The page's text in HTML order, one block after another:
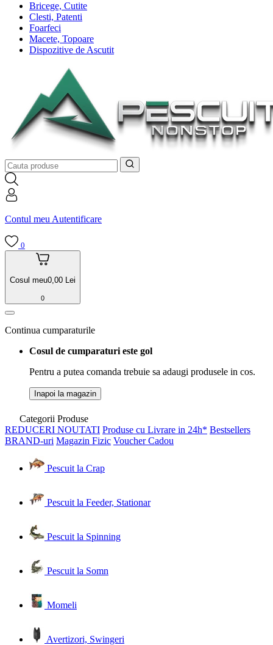
Bricege, Cutite
Clesti, Patenti
Foarfeci
Macete, Topoare
Dispozitive de Ascutit
Contul meu Autentificare
0
Cosul meu0,00 Lei
0
Continua cumparaturile
Cosul de cumparaturi este gol
Pentru a putea comanda trebuie sa adaugi produsele in cos.
Inapoi la magazin
Categorii Produse
REDUCERI NOUTATI Produse cu Livrare in 24h* Bestsellers
BRAND-uri Magazin Fizic Voucher Cadou
Pescuit la Crap
Pescuit la Feeder, Stationar
Pescuit la Spinning
Pescuit la Somn
Momeli
Avertizori, Swingeri